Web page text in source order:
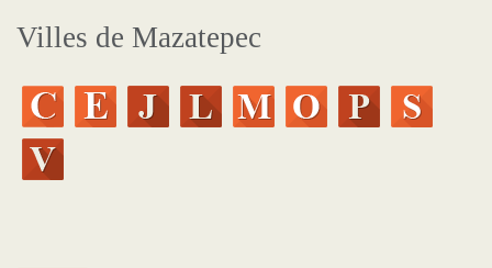
Villes de Mazatepec